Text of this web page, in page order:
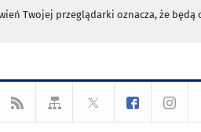
Twojej przeglądarki oznacza, że